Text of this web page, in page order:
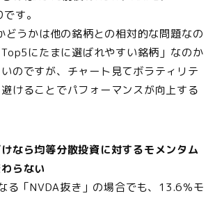
す。
どうかは他の銘柄との相対的な問題なの
にたまに選ばれやすい銘柄」なのか
のですが、チャート見てボラティリテ
けることでパフォーマンスが向上する
なら均等分散投資に対するモメンタム
らない
る「NVDA抜き」の場合でも、13.6％モ